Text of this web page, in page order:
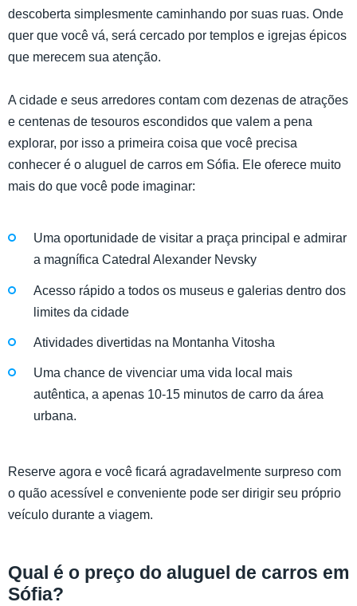
descoberta simplesmente caminhando por suas ruas. Onde
quer que você vá, será cercado por templos e igrejas épicos
que merecem sua atenção.
A cidade e seus arredores contam com dezenas de atrações
e centenas de tesouros escondidos que valem a pena
explorar, por isso a primeira coisa que você precisa
conhecer é o aluguel de carros em Sófia. Ele oferece muito
mais do que você pode imaginar:
Uma oportunidade de visitar a praça principal e admirar
a magnífica Catedral Alexander Nevsky
Acesso rápido a todos os museus e galerias dentro dos
limites da cidade
Atividades divertidas na Montanha Vitosha
Uma chance de vivenciar uma vida local mais
autêntica, a apenas 10-15 minutos de carro da área
urbana.
Reserve agora e você ficará agradavelmente surpreso com
o quão acessível e conveniente pode ser dirigir seu próprio
veículo durante a viagem.
Qual é o preço do aluguel de carros em
Sófia?